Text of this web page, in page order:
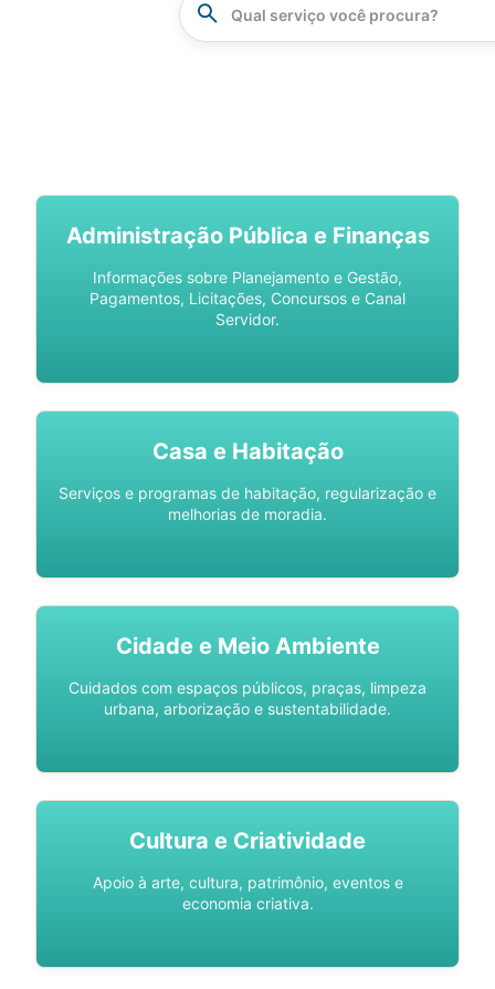
Administração Pública e Finanças
Informações sobre Planejamento e Gestão,
Pagamentos, Licitações, Concursos e Canal
Servidor.
Casa e Habitação
Serviços e programas de habitação, regularização e
melhorias de moradia.
Cidade e Meio Ambiente
Cuidados com espaços públicos, praças, limpeza
urbana, arborização e sustentabilidade.
Cultura e Criatividade
Apoio à arte, cultura, patrimônio, eventos e
economia criativa.